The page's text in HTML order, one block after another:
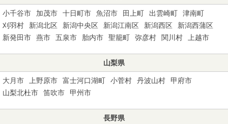
小千谷市 加茂市 十日町市 魚沼市 田上町 出雲崎町
津南町
刈羽村
新潟北区 新潟中央区 新潟江南区 新潟西区
新潟西蒲区
新発田市
燕市 五泉市 胎内市 聖籠町 弥彦村 関川村 上越市
山梨県
大月市 上野原市 富士河口湖町 小菅村 丹波山村
甲府市
山梨北杜市
笛吹市 甲州市
長野県